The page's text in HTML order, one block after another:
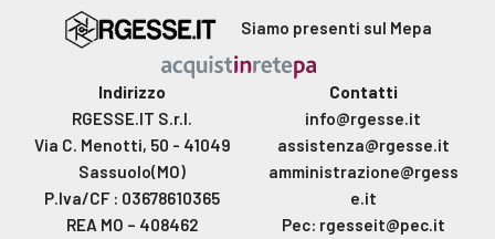
Siamo presenti sul Mepa
Indirizzo
RGESSE.IT S.r.l.
Via C. Menotti, 50 - 41049
Sassuolo(MO)
P.Iva/CF : 03678610365
REA MO – 408462
Contatti
info@rgesse.it
assistenza@rgesse.it
amministrazione@rgess
e.it
Pec: rgesseit@pec.it